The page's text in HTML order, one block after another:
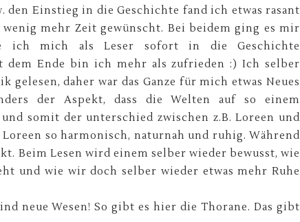
den Einstieg in die Geschichte fand ich etwas rasant
mehr Zeit gewünscht. Bei beidem ging es mir
ich mich als Leser sofort in die Geschichte
dem Ende bin ich mehr als zufrieden :) Ich selber
gelesen, daher war das Ganze für mich etwas Neues
der Aspekt, dass die Welten auf so einem
somit der unterschied zwischen z.B. Loreen und
so harmonisch, naturnah und ruhig. Während
Beim Lesen wird einem selber wieder bewusst, wie
und wie wir doch selber wieder etwas mehr Ruhe
neue Wesen! So gibt es hier die Thorane. Das gibt